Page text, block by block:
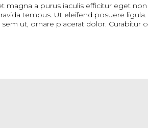
a purus iaculis efficitur eget
tempus. Ut eleifend posuere
ut, ornare placerat dolor.